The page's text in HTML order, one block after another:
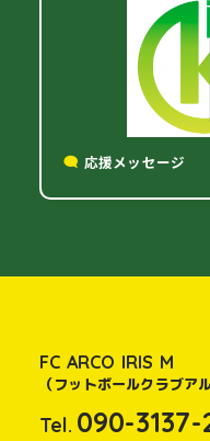
応援メッセージ
FC ARCO IRIS M
（フットボールクラブア
Tel. 090-3137-